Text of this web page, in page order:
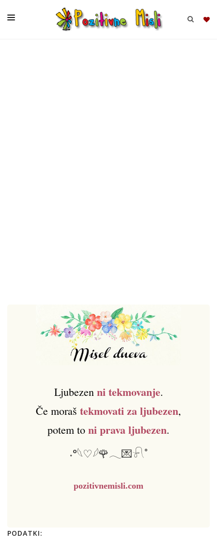
Ljubezen ni tekmovanje.
Če moraš tekmovati za ljubezen,
potem to ni prava ljubezen.
˖°𓆩♡𓆪🌹𓂃💌𓍯˚
pozitivnemisli.com
PODATKI: